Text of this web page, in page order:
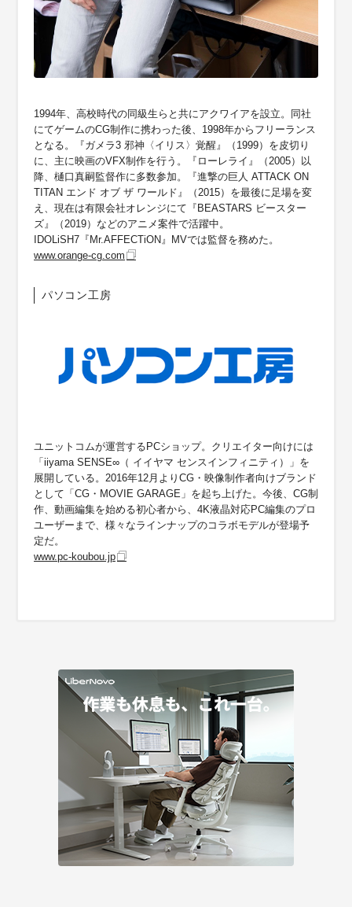
1994年、高校時代の同級生らと共にアクワイアを設立。同社
にてゲームのCG制作に携わった後、1998年からフリーランス
となる。『ガメラ3 邪神〈イリス〉覚醒』（1999）を皮切り
に、主に映画のVFX制作を行う。『ローレライ』（2005）以
降、樋口真嗣監督作に多数参加。『進撃の巨人 ATTACK ON
TITAN エンド オブ ザ ワールド』（2015）を最後に足場を変
え、現在は有限会社オレンジにて『BEASTARS ビースター
ズ』（2019）などのアニメ案件で活躍中。
IDOLiSH7『Mr.AFFECTiON』MVでは監督を務めた。
www.orange-cg.com
パソコン工房
ユニットコムが運営するPCショップ。クリエイター向けには
「iiyama SENSE∞（ イイヤマ センスインフィニティ）」を
展開している。2016年12月よりCG・映像制作者向けブランド
として「CG・MOVIE GARAGE」を起ち上げた。今後、CG制
作、動画編集を始める初心者から、4K液晶対応PC編集のプロ
ユーザーまで、様々なラインナップのコラボモデルが登場予
定だ。
www.pc-koubou.jp